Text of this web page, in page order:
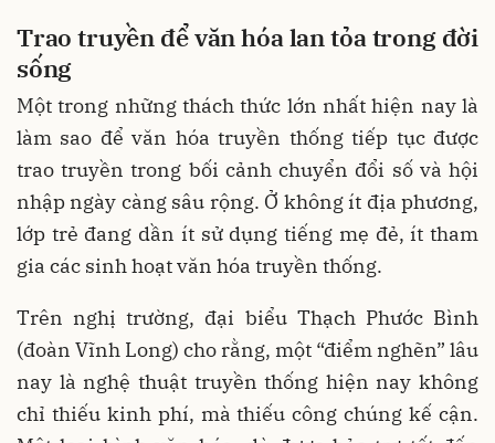
Trao truyền để văn hóa lan tỏa trong đời
sống
Một trong những thách thức lớn nhất hiện nay là
làm sao để văn hóa truyền thống tiếp tục được
trao truyền trong bối cảnh chuyển đổi số và hội
nhập ngày càng sâu rộng. Ở không ít địa phương,
lớp trẻ đang dần ít sử dụng tiếng mẹ đẻ, ít tham
gia các sinh hoạt văn hóa truyền thống.
Trên nghị trường, đại biểu Thạch Phước Bình
(đoàn Vĩnh Long) cho rằng, một “điểm nghẽn” lâu
nay là nghệ thuật truyền thống hiện nay không
chỉ thiếu kinh phí, mà thiếu công chúng kế cận.